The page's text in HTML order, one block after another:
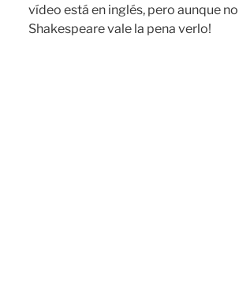
vídeo está en inglés, pero aunque
Shakespeare vale la pena verlo!